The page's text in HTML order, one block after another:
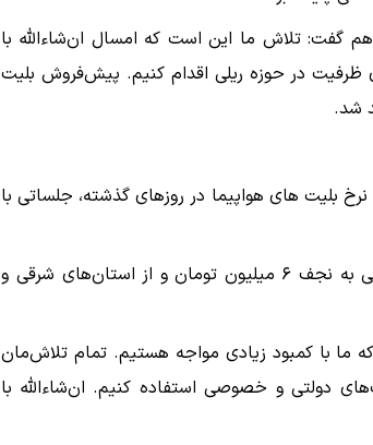
تلاش ما این است که امسال ان‌شاءالله با
انجام می‌گیرد، نسبت به افزایش ۱۵ درصدی ظرفیت در حوزه ریلی اقدام کنیم. پیش‌فروش بلیت
شد.
بلیت های هواپیما در روزهای گذشته، جلساتی با
وی ادامه داد: نرخ بلیت هواپیما از تهران و استان‌های غربی به نجف ۶ میلیون تومان و از استان‌های شرقی و
ما با کمبود زیادی مواجه هستیم. تمام تلاش‌مان
دولتی و خصوصی استفاده کنیم. ان‌شاءالله با